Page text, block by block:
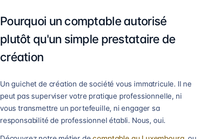
Pourquoi un comptable autorisé
plutôt qu'un simple prestataire de
création
Un guichet de création de société vous immatricule. Il ne
peut pas superviser votre pratique professionnelle, ni
vous transmettre un portefeuille, ni engager sa
responsabilité de professionnel établi. Nous, oui.